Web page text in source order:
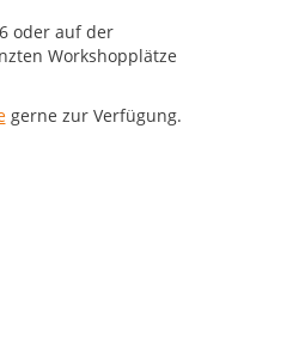
oder auf der
Workshopplätze
gerne zur Verfügung.